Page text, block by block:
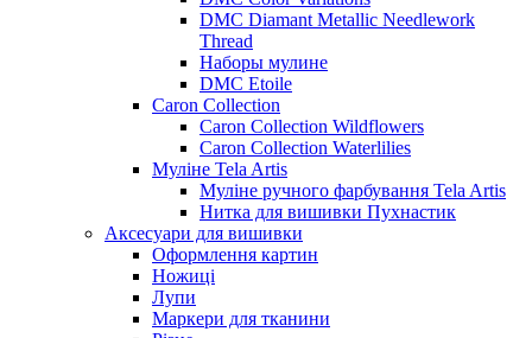
DMC Diamant Metallic Needlework
Thread
Наборы мулине
DMC Etoile
Caron Collection
Caron Collection Wildflowers
Caron Collection Waterlilies
Муліне Tela Artis
Муліне ручного фарбування Tela Artis
Нитка для вишивки Пухнастик
Аксесуари для вишивки
Оформлення картин
Ножиці
Лупи
Маркери для тканини